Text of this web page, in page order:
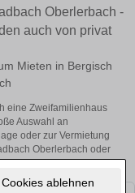
ablehnen
Oberlerbach -
auch von privat
Mieten in Bergisch
eine Zweifamilienhaus
Auswahl an
oder zur Vermietung
Oberlerbach oder